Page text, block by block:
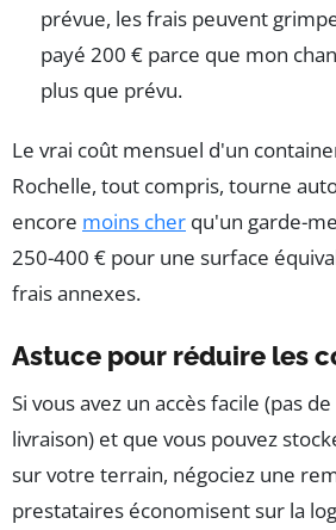
prévue, les frais peuvent
payé 200 € parce que mon
plus que prévu.
Le vrai coût mensuel d'un
Rochelle, tout compris, tourne
encore moins cher qu'un garde-
250-400 € pour une surface
frais annexes.
Astuce pour réduire les
Si vous avez un accès facile (pas
livraison) et que vous pouvez
sur votre terrain, négociez une
prestataires économisent sur la